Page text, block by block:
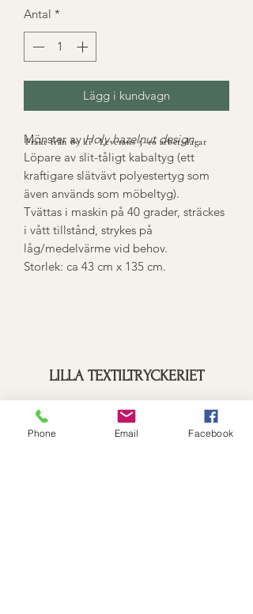
Antal *
Lägg i kundvagn
Mönster avHoly hazelnut design.
Löpare av slit-tåligt kabaltyg (ett
kraftigare slätvävt polyestertyg som
även används som möbeltyg).
Tvättas i maskin på 40 grader, sträckes
i vått tillstånd, strykes på
låg/medelvärme vid behov.
Storlek: ca 43 cm x 135 cm.
Frakt från 89 kr · Leverans 5–10 arbetsdagar
LILLA TEXTILTRYCKERIET
Prenumerationsformulär
Phone Email Facebook